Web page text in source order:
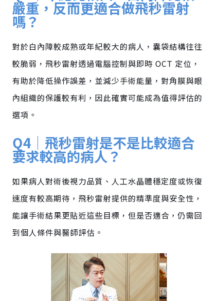
嚴重，反而更適合做飛秒雷射
嗎？
對於白內障較成熟或年紀較大的病人，囊袋結構往往
較脆弱 ， 飛秒雷射透過電腦控制與即時 OCT 定位，
有助於降低操作誤差，並減少手術能量，對角膜與眼
內組織的保護較有利，因此確實可能成為值得評估的
選項。
Q4｜飛秒雷射是不是比較適合
要求較高的病人？
如果病人對術後視力品質、人工水晶體穩定度或恢復
速度有較高期待，飛秒雷射提供的精準度與安全性，
能讓手術結果更貼近這些目標，但是否適合，仍需回
到個人條件與醫師評估。